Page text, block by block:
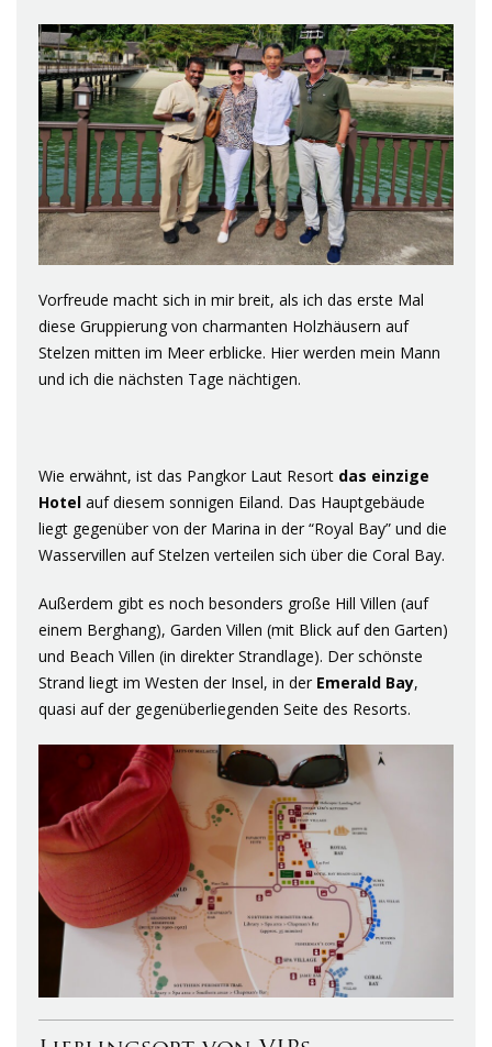
Vorfreude macht sich in mir breit, als ich das erste Mal
diese Gruppierung von charmanten Holzhäusern auf
Stelzen mitten im Meer erblicke. Hier werden mein Mann
und ich die nächsten Tage nächtigen.
Wie erwähnt, ist das Pangkor Laut Resort das einzige
Hotel auf diesem sonnigen Eiland. Das Hauptgebäude
liegt gegenüber von der Marina in der “Royal Bay” und die
Wasservillen auf Stelzen verteilen sich über die Coral Bay.
Außerdem gibt es noch besonders große Hill Villen (auf
einem Berghang), Garden Villen (mit Blick auf den Garten)
und Beach Villen (in direkter Strandlage). Der schönste
Strand liegt im Westen der Insel, in der Emerald Bay,
quasi auf der gegenüberliegenden Seite des Resorts.